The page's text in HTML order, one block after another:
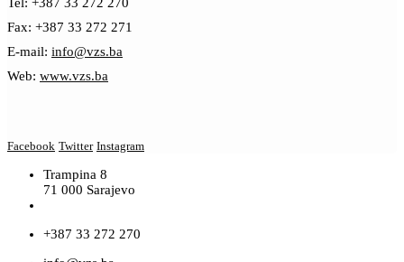
Fax: +387 33 272 271
E-mail: info@vzs.ba
Web: www.vzs.ba
Facebook Twitter Instagram
Trampina 8
71 000 Sarajevo
+387 33 272 270